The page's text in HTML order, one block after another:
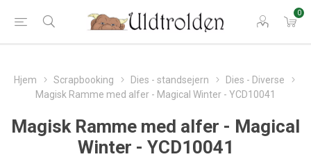
0
Hjem Scrapbooking Dies - standsejern
Dies - Diverse
Magisk Ramme med alfer - Magical Winter - YCD10041
Magisk Ramme med alfer - Magical
Winter - YCD10041